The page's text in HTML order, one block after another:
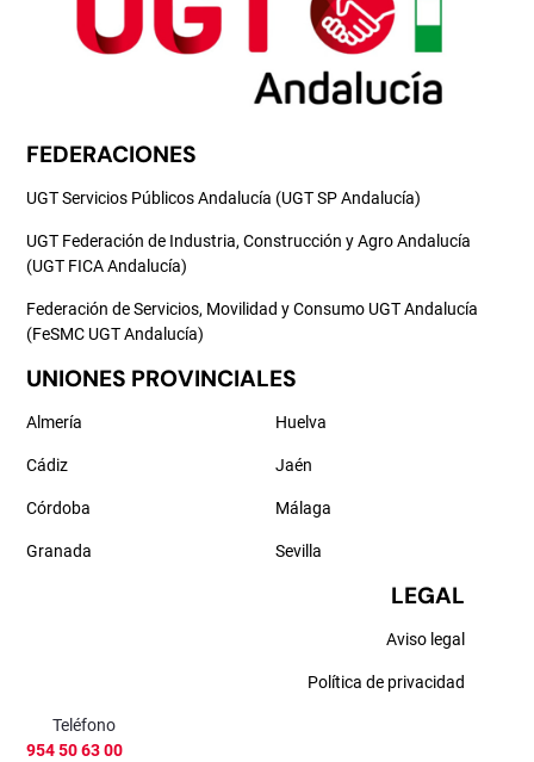
FEDERACIONES
UGT Servicios Públicos Andalucía (UGT SP Andalucía)
UGT Federación de Industria, Construcción y Agro Andalucía
(UGT FICA Andalucía)
Federación de Servicios, Movilidad y Consumo UGT Andalucía
(FeSMC UGT Andalucía)
UNIONES PROVINCIALES
Almería
Cádiz
Córdoba
Granada
Huelva
Jaén
Málaga
Sevilla
LEGAL
Aviso legal
Política de privacidad
Teléfono
954 50 63 00